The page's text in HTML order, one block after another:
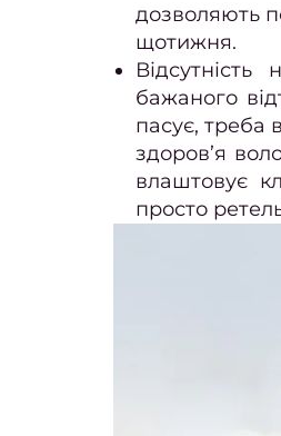
дозволяють
щотижня.
бажаного
пасує, треба
здоров’я
влаштовує
просто